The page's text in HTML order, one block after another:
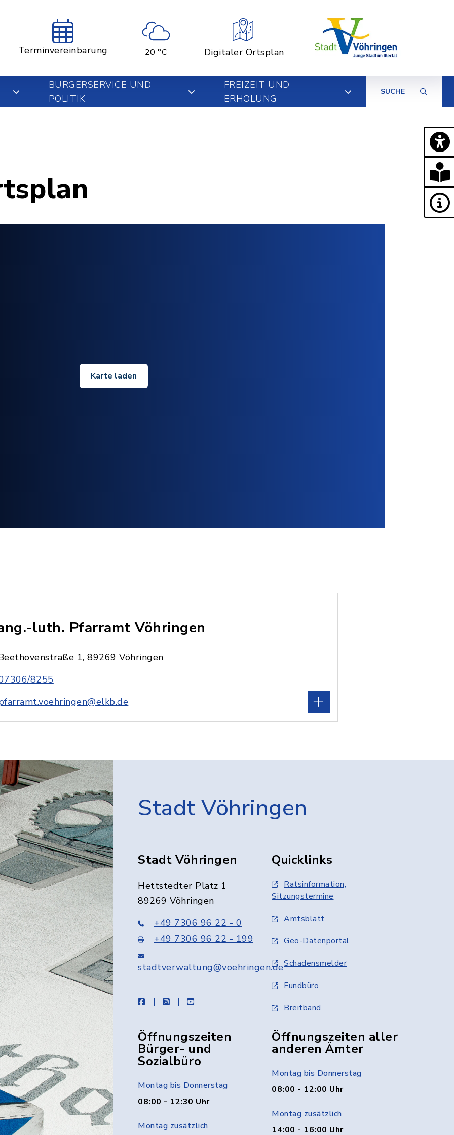
Terminvereinbarung 20 °C Digitaler Ortsplan
BÜRGERSERVICE UND
POLITIK
FREIZEIT UND
ERHOLUNG
SUCHE
Karte laden
luth. Pfarramt Vöhringen
1, 89269 Vöhringen
8255
Stadt Vöhringen
Stadt Vöhringen
Hettstedter Platz 1
89269 Vöhringen
+49 7306 96 22 - 0
+49 7306 96 22 - 199
stadtverwaltung@voehringen.de
facebookinstagramyoutube
Quicklinks
Ratsinformation,
Sitzungstermine
Amtsblatt
Geo-Datenportal
Schadensmelder
Fundbüro
Breitband
Öffnungszeiten
Bürger- und
Sozialbüro
Montag bis Donnerstag
08:00 - 12:30 Uhr
Montag zusätzlich
Öffnungszeiten aller
anderen Ämter
Montag bis Donnerstag
08:00 - 12:00 Uhr
Montag zusätzlich
14:00 - 16:00 Uhr